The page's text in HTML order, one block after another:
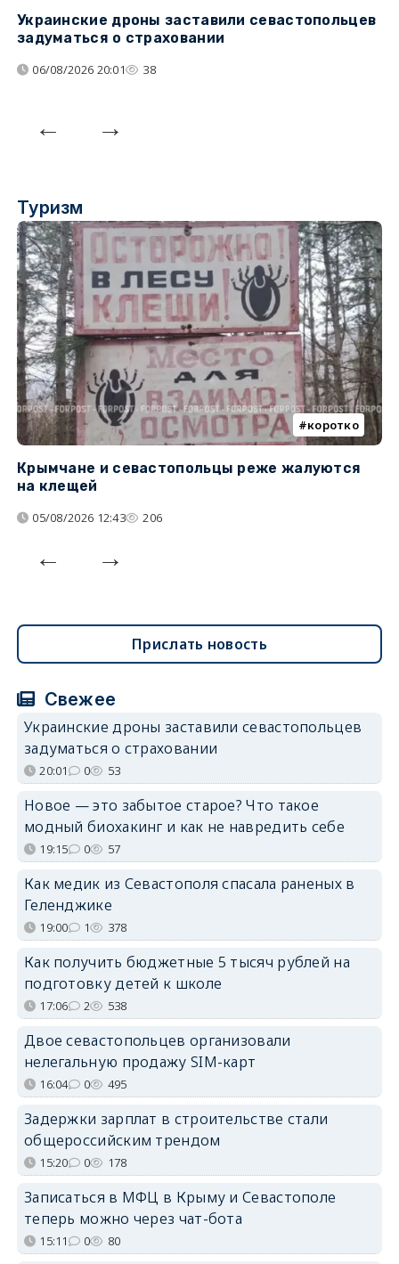
Украинские дроны заставили севастопольцев
задуматься о страховании
06/08/2026 20:01 38
Туризм
коротко
Крымчане и севастопольцы реже жалуются
на клещей
05/08/2026 12:43 206
Прислать новость
Свежее
Украинские дроны заставили севастопольцев
задуматься о страховании
20:01 0 53
Новое — это забытое старое? Что такое
модный биохакинг и как не навредить себе
19:15 0 57
Как медик из Севастополя спасала раненых в
Геленджике
19:00 1 378
Как получить бюджетные 5 тысяч рублей на
подготовку детей к школе
17:06 2 538
Двое севастопольцев организовали
нелегальную продажу SIM-карт
16:04 0 495
Задержки зарплат в строительстве стали
общероссийским трендом
15:20 0 178
Записаться в МФЦ в Крыму и Севастополе
теперь можно через чат-бота
15:11 0 80